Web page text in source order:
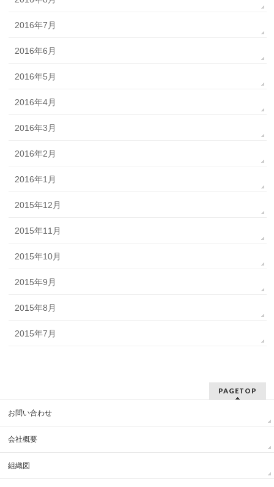
2016年7月
2016年6月
2016年5月
2016年4月
2016年3月
2016年2月
2016年1月
2015年12月
2015年11月
2015年10月
2015年9月
2015年8月
2015年7月
PAGETOP
お問い合わせ
会社概要
組織図